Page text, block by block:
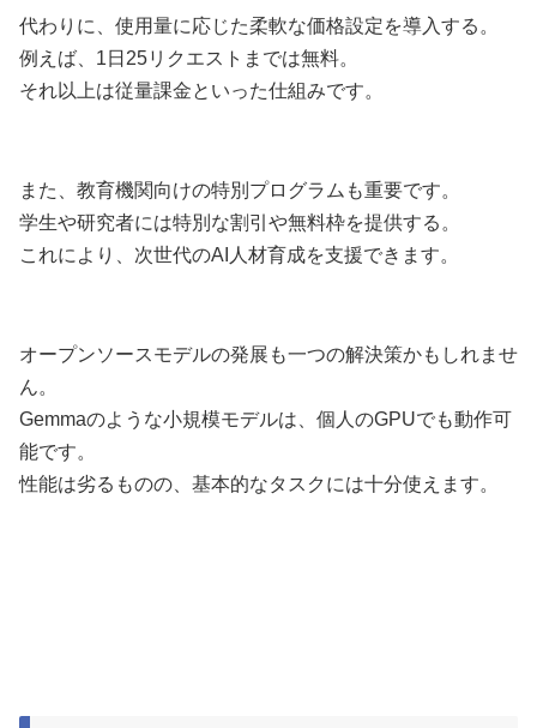
代わりに、使用量に応じた柔軟な価格設定を導入する。
例えば、1日25リクエストまでは無料。
それ以上は従量課金といった仕組みです。
また、教育機関向けの特別プログラムも重要です。
学生や研究者には特別な割引や無料枠を提供する。
これにより、次世代のAI人材育成を支援できます。
オープンソースモデルの発展も一つの解決策かもしれませ
ん。
Gemmaのような小規模モデルは、個人のGPUでも動作可
能です。
性能は劣るものの、基本的なタスクには十分使えます。